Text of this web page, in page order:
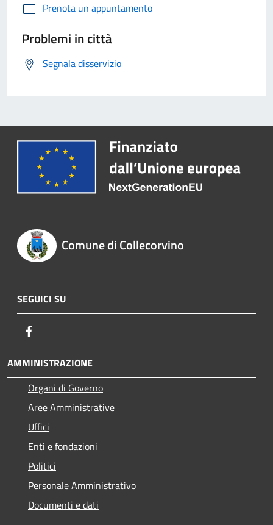
Prenota un appuntamento
Problemi in città
Segnala disservizio
Comune di Collecorvino
SEGUICI SU
AMMINISTRAZIONE
Organi di Governo
Aree Amministrative
Uffici
Enti e fondazioni
Politici
Personale Amministrativo
Documenti e dati